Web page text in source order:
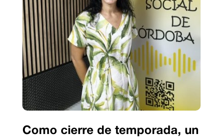
Como cierre de temporada, un